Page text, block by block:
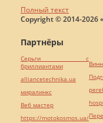
Полный текст
Copyright © 2014-2026
Партнёры
Серьги с
бриллиантами
alliancetechnika.ua
миралинкс
Веб мастер
https://motokosmos.ua/